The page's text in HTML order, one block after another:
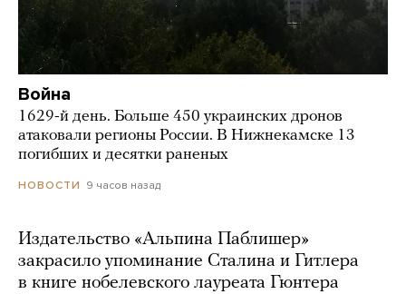
Война
1629-й день. Больше 450 украинских дронов
атаковали регионы России. В Нижнекамске 13
погибших и десятки раненых
НОВОСТИ 9 часов назад
Издательство «Альпина Паблишер»
закрасило упоминание Сталина и Гитлера
в книге нобелевского лауреата Гюнтера